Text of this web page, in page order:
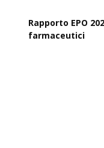
Rapporto EPO
farmaceutici